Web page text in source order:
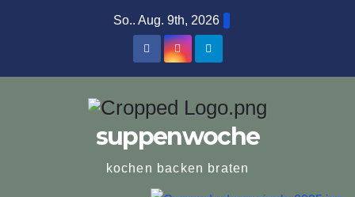
So.. Aug. 9th, 2026
suppenwoche
kochen backen braten